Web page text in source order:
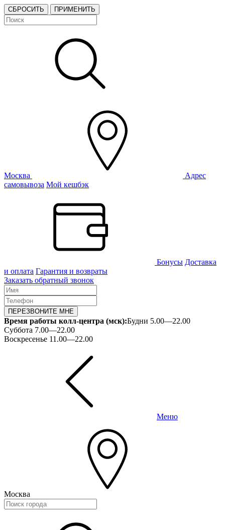
СБРОСИТЬ ПРИМЕНИТЬ
Москва
Адрес
самовывоза Мой кешбэк
Бонусы Доставка
и оплата Гарантия и возвраты
Заказать обратный звонок
ПЕРЕЗВОНИТЕ МНЕ
Время работы колл-центра (мск):Будни 5.00—22.00
Суббота 7.00—22.00
Воскресенье 11.00—22.00
Меню
Москва